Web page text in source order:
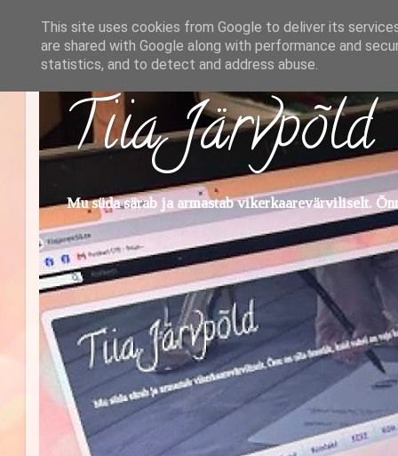
Tiia Järvpõld
Mu süda särab ja armastab vikerkaarevärviliselt.
This site uses cookies from Google to deliver its
are shared with Google along with performance and
statistics, and to detect and address abuse.